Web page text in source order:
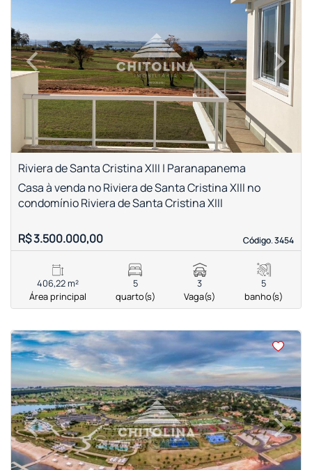
‹Previous ›
Next
Riviera de Santa Cristina XIII | Paranapanema
Código. 3454
Código. 3454
Casa à venda no Riviera de Santa Cristina XIII no
condomínio Riviera de Santa Cristina XIII
R$ 3.500.000,00
406,22 m²
Área principal
5
quarto(s)
3
Vaga(s)
5
banho(s)
<<<<
‹Previous ›
Next